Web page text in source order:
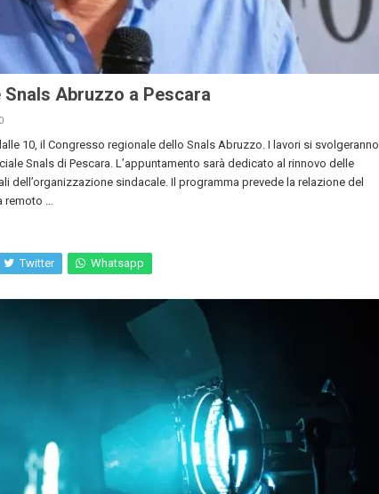
Abruzzo a Pescara
0
10, il Congresso regionale dello Snals Abruzzo. I lavori si svolgeranno
Snals di Pescara. L’appuntamento sarà dedicato al rinnovo delle
dell’organizzazione sindacale. Il programma prevede la relazione del
remoto …
Twitter Whatsapp